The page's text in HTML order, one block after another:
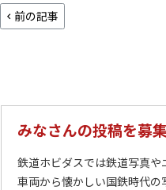
前の記事
みなさんの投稿を募
鉄道ホビダスでは鉄道写真や
車両から懐かしい国鉄時代